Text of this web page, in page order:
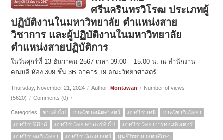
ศรีนครินทรวิโรฒ ประเภทผู้
ปฏิบัติงานในมหาวิทยาลัย ตำแหน่งสาย
วิชาการ และผู้ปฏิบัติงานในมหาวิทยาลัย
ตำแหน่งสายปฏิบัติการ
ในวันศุกร์ที่ 13 ธันวาคม 2567 เวลา 09.00 – 15.00 น. ณ สำนักงาน
คณบดี ห้อง 309 ชั้น 3B อาคาร 19 คณะวิทยาศาสตร์
Thursday, November 21, 2024 / Author:Montawan / Number of views
(5620) / Comments (0) /
Categories: ข่าวทั่วไป ภาควิชาคณิตศาสตร์ ภาควิชาเคมี
ภาควิชาชีววิทยา
ภาควิชาฟิสิกส์
ภาควิชาวิทยาศาสตร์ทั่วไป
ภาควิชาวิทยาการคอมพิวเตอร์
ภาควิชาจุลชีววิทยา
ภาควิชาวัสดุศาสตร์ ศูนย์วิทยาศาสตรศึกษา